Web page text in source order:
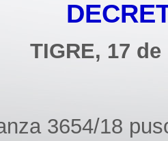
TIGRE, 17
3654/18